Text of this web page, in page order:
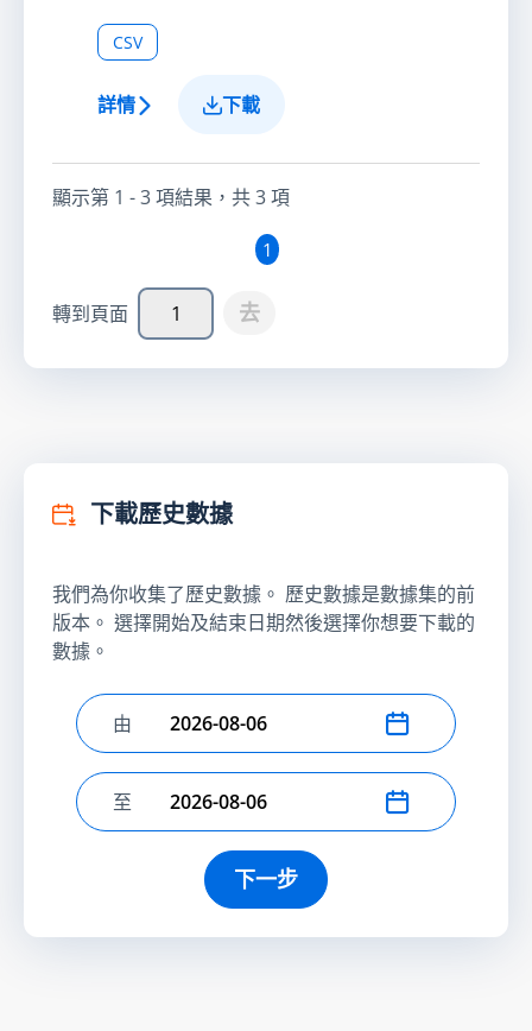
CSV
詳情 下載
顯示第 1 - 3項結果，共3項
1
轉到頁面 去
下載歷史數據
我們為你收集了歷史數據。 歷史數據是數據集的前
版本。 選擇開始及結束日期然後選擇你想要下載的
數據。
選擇開始日期
由
選擇結束日期
至
下一步